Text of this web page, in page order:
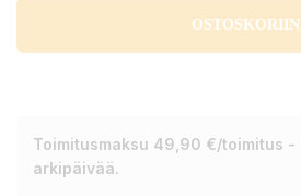
OSTOSKORIIN
Toimitusmaksu 49,90 €/toimitus
arkipäivää.